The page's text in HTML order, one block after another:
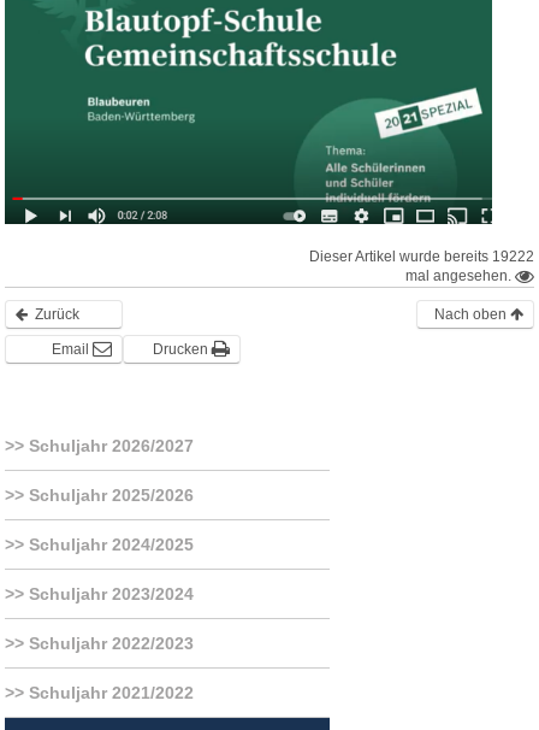
Dieser Artikel wurde bereits 19222
mal angesehen.
Zurück Nach oben
Email Drucken
Schuljahr 2026/2027
Schuljahr 2025/2026
Schuljahr 2024/2025
Schuljahr 2023/2024
Schuljahr 2022/2023
Schuljahr 2021/2022